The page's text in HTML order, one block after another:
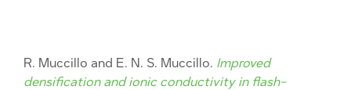
R. Muccillo and E. N. S. Muccillo. Improved
densification and ionic conductivity in flash-